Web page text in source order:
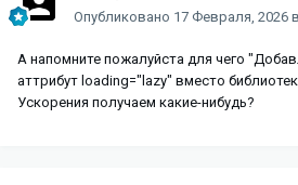
Опубликовано 17 Февраля, 2026
А напомните пожалуйста для чего
аттрибут loading="lazy" вместо
Ускорения получаем какие-нибудь?